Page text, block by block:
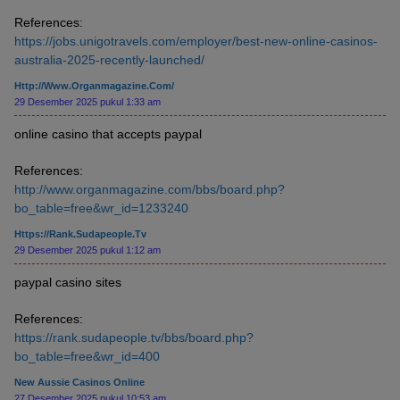
References:
https://jobs.unigotravels.com/employer/best-new-online-casinos-
australia-2025-recently-launched/
Http://www.organmagazine.com/
29 Desember 2025 pukul 1:33 am
online casino that accepts paypal
References:
http://www.organmagazine.com/bbs/board.php?
bo_table=free&wr_id=1233240
Https://rank.sudapeople.tv
29 Desember 2025 pukul 1:12 am
paypal casino sites
References:
https://rank.sudapeople.tv/bbs/board.php?
bo_table=free&wr_id=400
New Aussie Casinos Online